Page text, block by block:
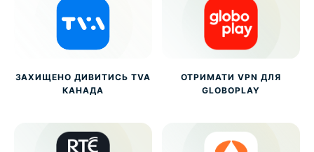
ЗАХИЩЕНО ДИВИТИСЬ TVA
КАНАДА
ОТРИМАТИ VPN ДЛЯ
GLOBOPLAY